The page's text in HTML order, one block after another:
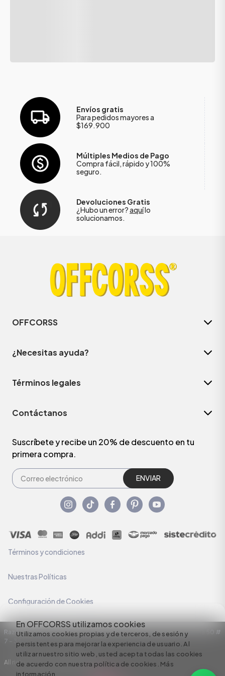
En OFFCORSS utilizamos cookies
Utilizamos cookies propias y de terceros, de sesión y
persistentes para mejorar la experiencia de usuario. Al
utilizar nuestro sitio web, usted acepta todas las cookies
de acuerdo con nuestra política de cookies. Más
información
Envíos gratis
Para pedidos mayores a
$169.900
Múltiples Medios de Pago
Compra fácil, rápido y 100%
seguro.
Devoluciones Gratis
¿Hubo un error?aquílo
solucionamos.
OFFCORSS
¿Necesitas ayuda?
Términos legales
Contáctanos
Suscríbete y recibe un 20% de descuento en tu
primera compra.
ENVIAR
Términos y condiciones
Nuestras Políticas
Configuración de Cookies
Razón Social: C.I HERMECO S.A. NIT: 890924167-6 Dirección: Carrera 50 #
7 – 35
All rights reserved empowered by